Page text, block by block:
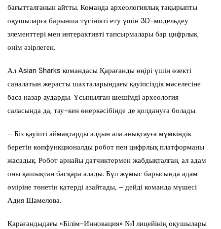
бағытталғанын айтты. Команда археологиялық тақырыпты
оқушыларға барынша түсінікті ету үшін 3D-модельдеу
элементтері мен интерактивті тапсырмалары бар цифрлық
өнім әзірлеген.
Ал Asian Sharks командасы Қарағанды өңірі үшін өзекті
саналатын жерасты шахталарындағы қауіпсіздік мәселесіне
баса назар аударды. Ұсынылған шешімді археология
саласында да, тау-кен өнеркәсібінде де қолдануға болады.
– Біз қауіпті аймақтарды алдын ала анықтауға мүмкіндік
беретін көпфункционалды робот пен цифрлық платформаны
жасадық. Робот арнайы датчиктермен жабдықталған, ал адам
оны қашықтан басқара алады. Бұл жұмыс барысында адам
өміріне төнетін қатерді азайтады, – дейді команда мүшесі
Адия Шамелова.
Қарағандыдағы «Білім-Инновация» №1 лицейінің оқушылары